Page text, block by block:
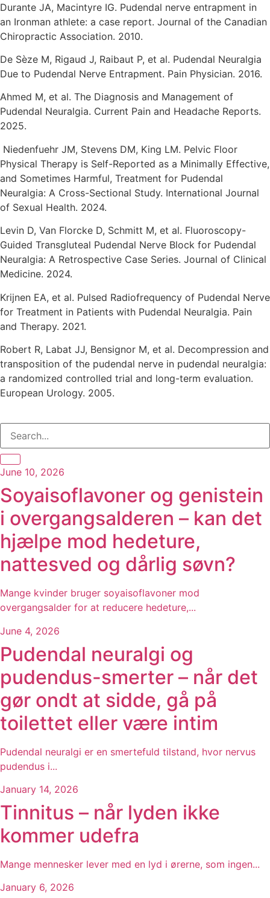
Durante JA, Macintyre IG. Pudendal nerve entrapment in
an Ironman athlete: a case report. Journal of the Canadian
Chiropractic Association. 2010.
De Sèze M, Rigaud J, Raibaut P, et al. Pudendal Neuralgia
Due to Pudendal Nerve Entrapment. Pain Physician. 2016.
Ahmed M, et al. The Diagnosis and Management of
Pudendal Neuralgia. Current Pain and Headache Reports.
2025.
Niedenfuehr JM, Stevens DM, King LM. Pelvic Floor
Physical Therapy is Self-Reported as a Minimally Effective,
and Sometimes Harmful, Treatment for Pudendal
Neuralgia: A Cross-Sectional Study. International Journal
of Sexual Health. 2024.
Levin D, Van Florcke D, Schmitt M, et al. Fluoroscopy-
Guided Transgluteal Pudendal Nerve Block for Pudendal
Neuralgia: A Retrospective Case Series. Journal of Clinical
Medicine. 2024.
Krijnen EA, et al. Pulsed Radiofrequency of Pudendal Nerve
for Treatment in Patients with Pudendal Neuralgia. Pain
and Therapy. 2021.
Robert R, Labat JJ, Bensignor M, et al. Decompression and
transposition of the pudendal nerve in pudendal neuralgia:
a randomized controlled trial and long-term evaluation.
European Urology. 2005.
June 10, 2026
Soyaisoflavoner og genistein
i overgangsalderen – kan det
hjælpe mod hedeture,
nattesved og dårlig søvn?
Mange kvinder bruger soyaisoflavoner mod
overgangsalder for at reducere hedeture,...
June 4, 2026
Pudendal neuralgi og
pudendus-smerter – når det
gør ondt at sidde, gå på
toilettet eller være intim
Pudendal neuralgi er en smertefuld tilstand, hvor nervus
pudendus i...
January 14, 2026
Tinnitus – når lyden ikke
kommer udefra
Mange mennesker lever med en lyd i ørerne, som ingen...
January 6, 2026